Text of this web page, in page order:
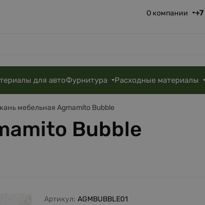
О компании
для автоФурнитура Расходные материалы
мебельная Agmamito Bubble
Bubble
Артикул: AGMBUBBLE01